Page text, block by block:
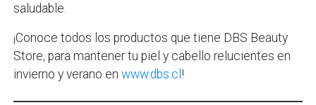
saludable.
¡Conoce todos los productos que tiene DBS Beauty
Store, para mantener tu piel y cabello relucientes en
invierno y verano enwww.dbs.cl !